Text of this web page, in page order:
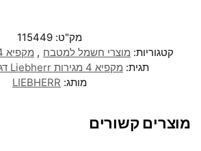
מק"ט: 115449
קטגוריות: מוצרי חשמל למטבח , מקפיא 4 מגירות
תגית: מקפיא 4 מגירות Liebherr דגם GP4103
מותג: LIEBHERR
מוצרים קשורים